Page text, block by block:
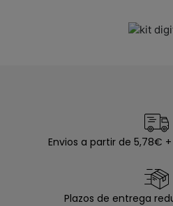
Envios a partir de 5,78€
Plazos de entrega